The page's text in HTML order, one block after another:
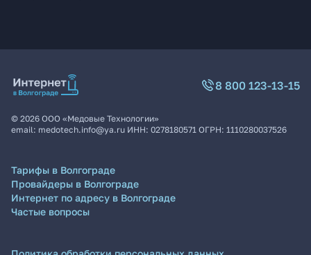
8 800 123-13-15
© 2026 ООО «Медовые Технологии»
email: medotech.info@ya.ru ИНН: 0278180571 ОГРН: 1110280037526
Тарифы в Волгограде
Провайдеры в Волгограде
Интернет по адресу в Волгограде
Частые вопросы